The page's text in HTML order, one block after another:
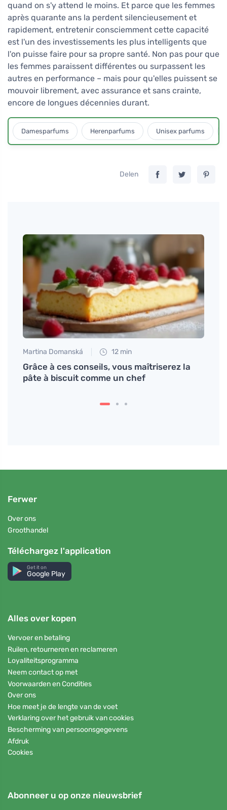
quand on s'y attend le moins. Et parce que les femmes
après quarante ans la perdent silencieusement et
rapidement, entretenir consciemment cette capacité
est l'un des investissements les plus intelligents que
l'on puisse faire pour sa propre santé. Non pas pour que
les femmes paraissent différentes ou surpassent les
autres en performance – mais pour qu'elles puissent se
mouvoir librement, avec assurance et sans crainte,
encore de longues décennies durant.
Damesparfums Herenparfums Unisex parfums
Delen
Martina Domanská 12 min
Grâce à ces conseils, vous maîtriserez la
pâte à biscuit comme un chef
Ferwer
Over ons
Groothandel
Téléchargez l'application
Get it on
Google Play
Alles over kopen
Vervoer en betaling
Ruilen, retourneren en reclameren
Loyaliteitsprogramma
Neem contact op met
Voorwaarden en Condities
Over ons
Hoe meet je de lengte van de voet
Verklaring over het gebruik van cookies
Bescherming van persoonsgegevens
Afdruk
Cookies
Abonneer u op onze nieuwsbrief